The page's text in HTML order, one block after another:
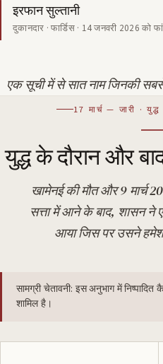
इरफान सुल्तानी
दुकानदार · फार्डिस · 14 जनवरी 2026 को
एक सूची में से सात नाम जिनकी
17 मार्च — जारी ·
युद्ध के दौरान और
खामेनई की मौत और 9 मार्च
सत्ता में आने के बाद, शासन ने
आया जिस पर उसने
सामग्री चेतावनी: इस अनुभाग में
शामिल है।